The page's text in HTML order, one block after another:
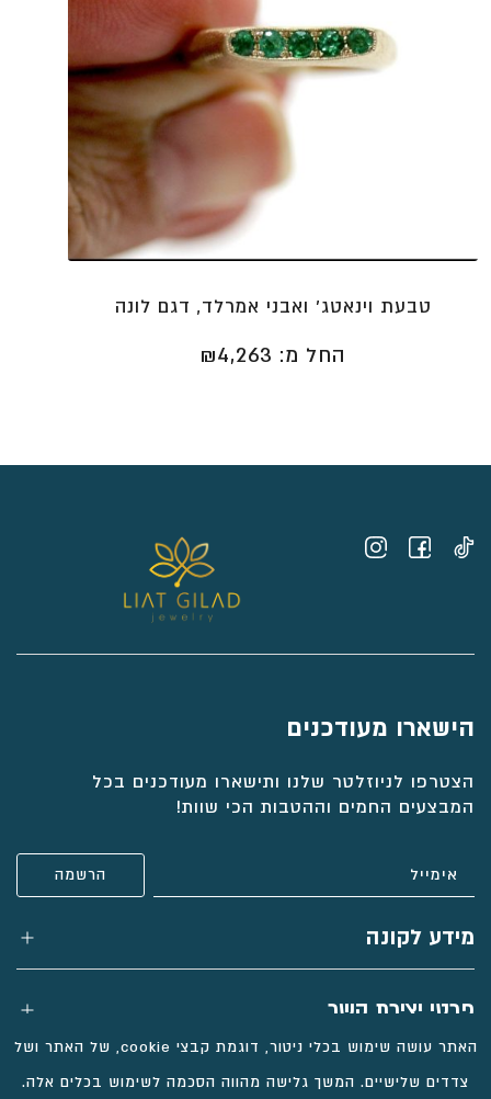
טבעת וינאטג' ואבני אמרלד, דגם לונה
החל מ: ₪4,263
טבעת וינאטג' ואבני אמרלד, דגם לונה
₪4,263
רולו קצרה
₪5,803
טבעת אבני החושן, טבעת אבני ספיר
₪5,440
סט דניאלה
₪5,082
הישארו מעודכנים
הצטרפו לניוזלטר שלנו ותישארו מעודכנים בכל
המבצעים החמים וההטבות הכי שוות!
מידע לקונה
פרטי יצירת קשר
האתר עושה שימוש בכלי ניטור, דוגמת קבצי cookie, של האתר ושל
צדדים שלישיים. המשך גלישה מהווה הסכמה לשימוש בכלים אלה.